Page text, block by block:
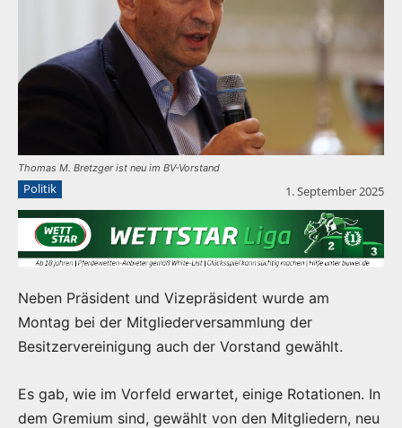
Thomas M. Bretzger ist neu im BV-Vorstand
Politik 1. September 2025
Neben Präsident und Vizepräsident wurde am
Montag bei der Mitgliederversammlung der
Besitzervereinigung auch der Vorstand gewählt.
Es gab, wie im Vorfeld erwartet, einige Rotationen. In
dem Gremium sind, gewählt von den Mitgliedern, neu